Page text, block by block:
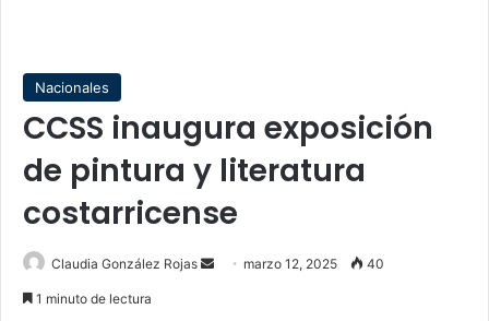
Nacionales
CCSS inaugura exposición
de pintura y literatura
costarricense
Claudia González Rojas
Send marzo 12, 2025 40
1 minuto de lectura